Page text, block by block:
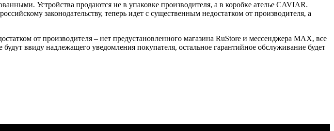
Устройства продаются не в упаковке производителя, а в коробке ателье CAVIAR.
законодательству, теперь идет с существенным недостатком от производителя, а
от производителя – нет предустановленного магазина RuStore и мессенджера MAX, все
ввиду надлежащего уведомления покупателя, остальное гарантийное обслуживание будет